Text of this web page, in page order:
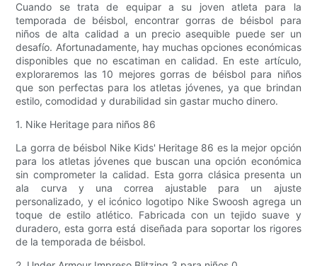
Cuando se trata de equipar a su joven atleta para la
temporada de béisbol, encontrar gorras de béisbol para
niños de alta calidad a un precio asequible puede ser un
desafío. Afortunadamente, hay muchas opciones económicas
disponibles que no escatiman en calidad. En este artículo,
exploraremos las 10 mejores gorras de béisbol para niños
que son perfectas para los atletas jóvenes, ya que brindan
estilo, comodidad y durabilidad sin gastar mucho dinero.
1. Nike Heritage para niños 86
La gorra de béisbol Nike Kids' Heritage 86 es la mejor opción
para los atletas jóvenes que buscan una opción económica
sin comprometer la calidad. Esta gorra clásica presenta un
ala curva y una correa ajustable para un ajuste
personalizado, y el icónico logotipo Nike Swoosh agrega un
toque de estilo atlético. Fabricada con un tejido suave y
duradero, esta gorra está diseñada para soportar los rigores
de la temporada de béisbol.